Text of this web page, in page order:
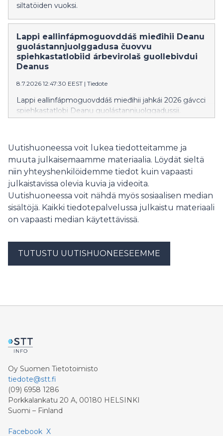
siltatöiden vuoksi.
Lappi eallinfápmoguovddáš mieđihii Deanu
guolástannjuolggadusa čuovvu
spiehkastatlobiid árbevirolaš guollebivdui
Deanus
8.7.2026 12:47:30 EEST | Tiedote
Lappi eallinfápmoguovddáš mieđihii jahkái 2026 gávcci
spiehkastatlobi Deanu guolástannjuolggadussii.
Spiehkastatlobi lea vejolaš ohcat guollebivdui
Uutishuoneessa voit lukea tiedotteitamme ja
muuta julkaisemaamme materiaalia. Löydät sieltä
niin yhteyshenkilöidemme tiedot kuin vapaasti
julkaistavissa olevia kuvia ja videoita.
Uutishuoneessa voit nähdä myös sosiaalisen median
sisältöjä. Kaikki tiedotepalvelussa julkaistu materiaali
on vapaasti median käytettävissä.
TUTUSTU UUTISHUONEESEEMME
Oy Suomen Tietotoimisto
tiedote@stt.fi
(09) 6958 1286
Porkkalankatu 20 A, 00180 HELSINKI
Suomi – Finland
Facebook X